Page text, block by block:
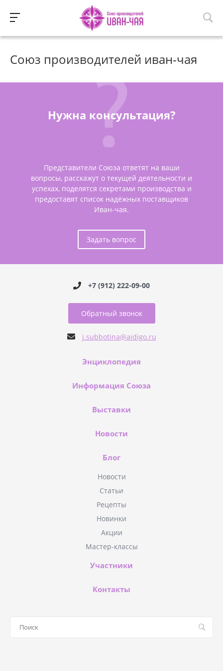
Союз производителей иван-чая
Нужна консультация?
Представители Союза ответят на ваши
вопросы, расскажут о текущей деятельности и
успехах, поделятся секретами производства и
предоставят список надёжных поставщиков
Иван-чая.
Задать вопрос
+7 (912) 222-09-00
Обратный звонок
j.subbotina@aidigo.ru
Энциклопедия
Информация Союза
Выставки
Новости
Блог
Новости
Статьи
Рецепты
Новинки
Акции
Мастер-классы
Участники
Контакты